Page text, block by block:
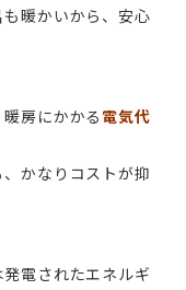
暖かいから、安心
房にかかる 電気代
かなりコストが抑
電されたエネルギ